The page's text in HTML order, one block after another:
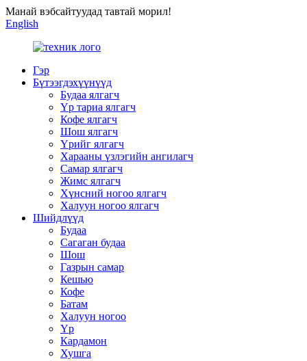
Манай вэбсайтуудад тавтай морил!
English
Гэр
Бүтээгдэхүүнүүд
Будаа ялгагч
Үр тариа ялгагч
Кофе ялгагч
Шош ялгагч
Үрийг ялгагч
Харааны үзлэгийн ангилагч
Самар ялгагч
Жимс ялгагч
Хүнсний ногоо ялгагч
Халуун ногоо ялгагч
Шийдлүүд
Будаа
Сагаган будаа
Шош
Газрын самар
Кешью
Кофе
Батам
Халуун ногоо
Үр
Кардамон
Хушга